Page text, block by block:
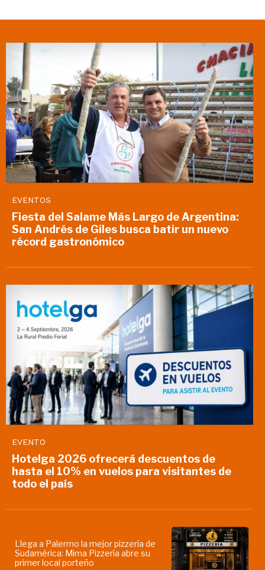
EVENTOS
Fiesta del Salame Más Largo de Argentina:
San Andrés de Giles busca batir un nuevo
récord gastronómico
EVENTO
Hotelga 2026 ofrecerá descuentos de
hasta el 10% en vuelos para visitantes de
todo el país
Llega a Palermo la mejor pizzería de
Sudamérica: Mima Pizzería abre su
primer local porteño